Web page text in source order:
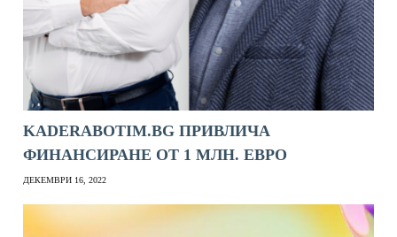
KADERABOTIM.BG ПРИВЛИЧА
ФИНАНСИРАНЕ ОТ 1 МЛН. ЕВРО
ДЕКЕМВРИ 16, 2022